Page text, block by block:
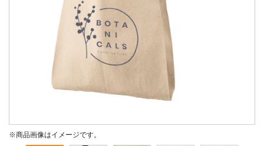
※商品画像はイメージです。